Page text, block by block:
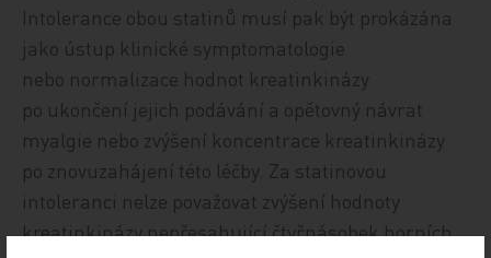
Intolerance obou statinů musí pak být prokázána
jako ústup klinické symptomatologie
nebo normalizace hodnot kreatinkinázy
po ukončení jejich podávání a opětovný návrat
myalgie nebo zvýšení koncentrace kreatinkinázy
po znovuzahájení této léčby. Za statinovou
intoleranci nelze považovat zvýšení hodnoty
kreatinkinázy nepřesahující čtyřnásobek horních